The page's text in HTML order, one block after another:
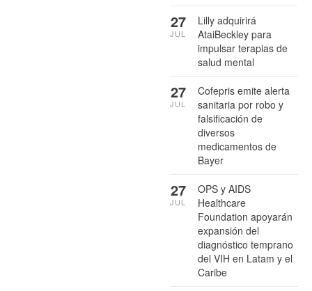
Lilly adquirirá
AtaiBeckley para
impulsar terapias de
salud mental
27
JUL
Cofepris emite alerta
sanitaria por robo y
falsificación de
diversos
medicamentos de
Bayer
27
JUL
OPS y AIDS
Healthcare
Foundation apoyarán
expansión del
diagnóstico temprano
del VIH en Latam y el
Caribe
27
JUL